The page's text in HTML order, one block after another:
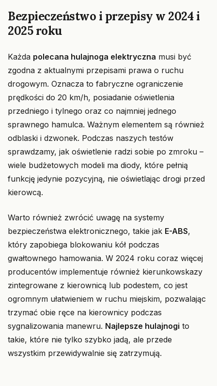
Bezpieczeństwo i przepisy w 2024 i
2025 roku
Każda polecana hulajnoga elektryczna musi być
zgodna z aktualnymi przepisami prawa o ruchu
drogowym. Oznacza to fabryczne ograniczenie
prędkości do 20 km/h, posiadanie oświetlenia
przedniego i tylnego oraz co najmniej jednego
sprawnego hamulca. Ważnym elementem są również
odblaski i dzwonek. Podczas naszych testów
sprawdzamy, jak oświetlenie radzi sobie po zmroku –
wiele budżetowych modeli ma diody, które pełnią
funkcję jedynie pozycyjną, nie oświetlając drogi przed
kierowcą.
Warto również zwrócić uwagę na systemy
bezpieczeństwa elektronicznego, takie jak E-ABS,
który zapobiega blokowaniu kół podczas
gwałtownego hamowania. W 2024 roku coraz więcej
producentów implementuje również kierunkowskazy
zintegrowane z kierownicą lub podestem, co jest
ogromnym ułatwieniem w ruchu miejskim, pozwalając
trzymać obie ręce na kierownicy podczas
sygnalizowania manewru. Najlepsze hulajnogi to
takie, które nie tylko szybko jadą, ale przede
wszystkim przewidywalnie się zatrzymują.